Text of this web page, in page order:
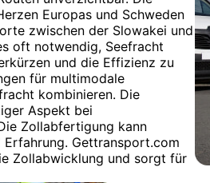
Europas und Schweden
zwischen der Slowakei und
oft notwendig, Seefracht
und die Effizienz zu
für multimodale
kombinieren. Die
Aspekt bei
Zollabfertigung kann
Gettransport.com
Zollabwicklung und sorgt für